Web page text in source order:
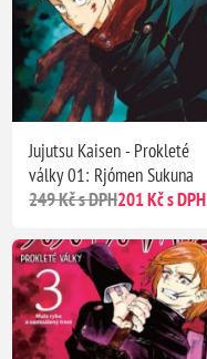
Jujutsu Kaisen - Prokleté
války 01: Rjómen Sukuna
249 Kč s DPH201 Kč s DPH